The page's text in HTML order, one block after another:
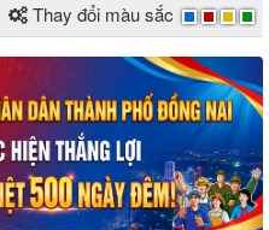
Thay đổi màu sắc